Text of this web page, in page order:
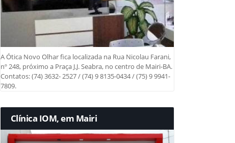
A Ótica Novo Olhar fica localizada na Rua Nicolau Farani,
nº 248, próximo a Praça J.J. Seabra, no centro de Mairi-BA.
Contatos: (74) 3632- 2527 / (74) 9 8135-0434 / (75) 9 9941-
7809.
Clínica IOM, em Mairi